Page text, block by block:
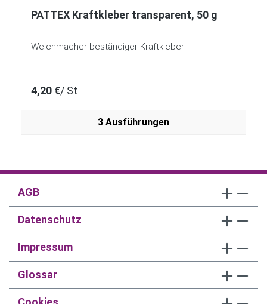
PATTEX Kraftkleber transparent, 50 g
Weichmacher-beständiger Kraftkleber
4,20 €/ St
3 Ausführungen
AGB
Datenschutz
Impressum
Glossar